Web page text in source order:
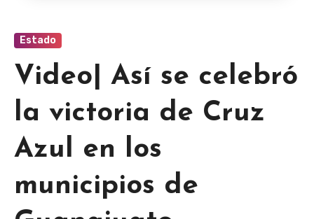
Estado
Video| Así se celebró
la victoria de Cruz
Azul en los
municipios de